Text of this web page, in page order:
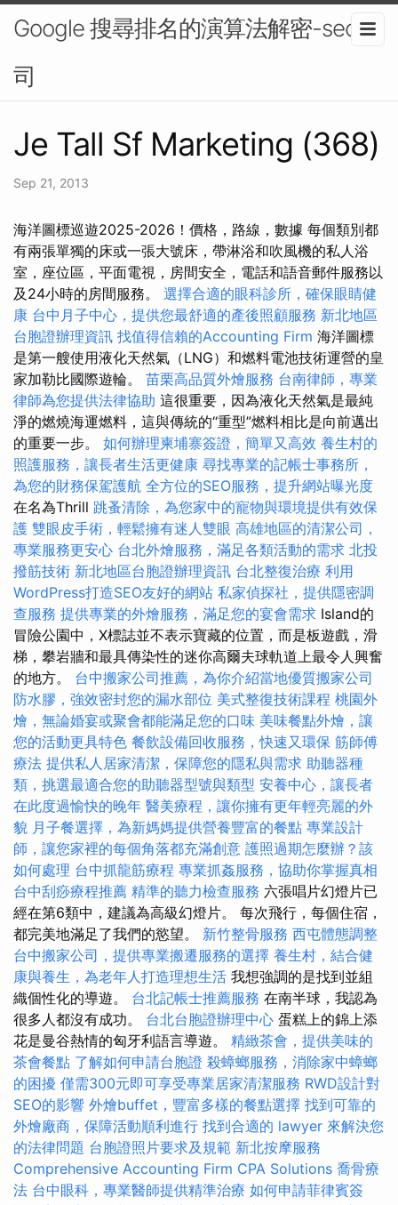
Google 搜尋排名的演算法解密-seo公
司
Je Tall Sf Marketing (368)
Sep 21, 2013
海洋圖標巡遊2025-2026！價格，路線，數據 每個類別都
有兩張單獨的床或一張大號床，帶淋浴和吹風機的私人浴
室，座位區，平面電視，房間安全，電話和語音郵件服務以
及24小時的房間服務。 選擇合適的眼科診所，確保眼睛健
康 台中月子中心，提供您最舒適的產後照顧服務 新北地區
台胞證辦理資訊 找值得信賴的Accounting Firm 海洋圖標
是第一艘使用液化天然氣（LNG）和燃料電池技術運營的皇
家加勒比國際遊輪。 苗栗高品質外燴服務 台南律師，專業
律師為您提供法律協助 這很重要，因為液化天然氣是最純
淨的燃燒海運燃料，這與傳統的“重型”燃料相比是向前邁出
的重要一步。 如何辦理柬埔寨簽證，簡單又高效 養生村的
照護服務，讓長者生活更健康 尋找專業的記帳士事務所，
為您的財務保駕護航 全方位的SEO服務，提升網站曝光度
在名為Thrill 跳蚤清除，為您家中的寵物與環境提供有效保
護 雙眼皮手術，輕鬆擁有迷人雙眼 高雄地區的清潔公司，
專業服務更安心 台北外燴服務，滿足各類活動的需求 北投
撥筋技術 新北地區台胞證辦理資訊 台北整復治療 利用
WordPress打造SEO友好的網站 私家偵探社，提供隱密調
查服務 提供專業的外燴服務，滿足您的宴會需求 Island的
冒險公園中，X標誌並不表示寶藏的位置，而是板遊戲，滑
梯，攀岩牆和最具傳染性的迷你高爾夫球軌道上最令人興奮
的地方。 台中搬家公司推薦，為你介紹當地優質搬家公司
防水膠，強效密封您的漏水部位 美式整復技術課程 桃園外
燴，無論婚宴或聚會都能滿足您的口味 美味餐點外燴，讓
您的活動更具特色 餐飲設備回收服務，快速又環保 筋師傅
療法 提供私人居家清潔，保障您的隱私與需求 助聽器種
類，挑選最適合您的助聽器型號與類型 安養中心，讓長者
在此度過愉快的晚年 醫美療程，讓你擁有更年輕亮麗的外
貌 月子餐選擇，為新媽媽提供營養豐富的餐點 專業設計
師，讓您家裡的每個角落都充滿創意 護照過期怎麼辦？該
如何處理 台中抓龍筋療程 專業抓姦服務，協助你掌握真相
台中刮痧療程推薦 精準的聽力檢查服務 六張唱片幻燈片已
經在第6類中，建議為高級幻燈片。 每次飛行，每個住宿，
都完美地滿足了我們的慾望。 新竹整骨服務 西屯體態調整
台中搬家公司，提供專業搬遷服務的選擇 養生村，結合健
康與養生，為老年人打造理想生活 我想強調的是找到並組
織個性化的導遊。 台北記帳士推薦服務 在南半球，我認為
很多人都沒有成功。 台北台胞證辦理中心 蛋糕上的錦上添
花是曼谷熱情的匈牙利語言導遊。 精緻茶會，提供美味的
茶會餐點 了解如何申請台胞證 殺蟑螂服務，消除家中蟑螂
的困擾 僅需300元即可享受專業居家清潔服務 RWD設計對
SEO的影響 外燴buffet，豐富多樣的餐點選擇 找到可靠的
外燴廠商，保障活動順利進行 找到合適的 lawyer 來解決您
的法律問題 台胞證照片要求及規範 新北按摩服務
Comprehensive Accounting Firm CPA Solutions 喬骨療
法 台中眼科，專業醫師提供精準治療 如何申請菲律賓簽